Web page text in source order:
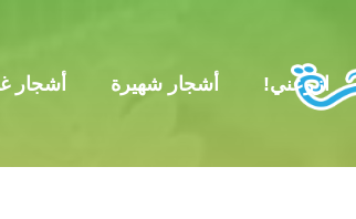
ازرعني! أشجار شهيرة أشجار